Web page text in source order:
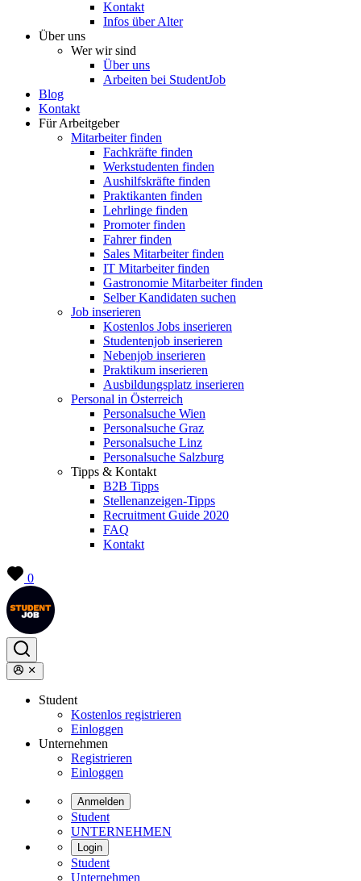
Kontakt
Infos über Alter
Über uns
Wer wir sind
Über uns
Arbeiten bei StudentJob
Blog
Kontakt
Für Arbeitgeber
Mitarbeiter finden
Fachkräfte finden
Werkstudenten finden
Aushilfskräfte finden
Praktikanten finden
Lehrlinge finden
Promoter finden
Fahrer finden
Sales Mitarbeiter finden
IT Mitarbeiter finden
Gastronomie Mitarbeiter finden
Selber Kandidaten suchen
Job inserieren
Kostenlos Jobs inserieren
Studentenjob inserieren
Nebenjob inserieren
Praktikum inserieren
Ausbildungsplatz inserieren
Personal in Österreich
Personalsuche Wien
Personalsuche Graz
Personalsuche Linz
Personalsuche Salzburg
Tipps & Kontakt
B2B Tipps
Stellenanzeigen-Tipps
Recruitment Guide 2020
FAQ
Kontakt
0
Student
Kostenlos registrieren
Einloggen
Unternehmen
Registrieren
Einloggen
Anmelden
Student
UNTERNEHMEN
Login
Student
Unternehmen